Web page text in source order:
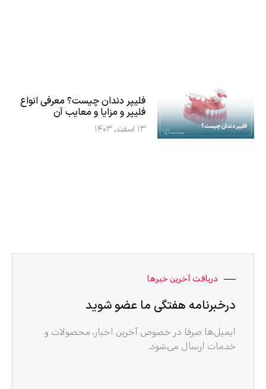
فلیپر دندان چیست؟ معرفی انواع
فلیپر و مزایا و معایب آن
۱۳ اسفند, ۱۴۰۳
دریافت آخرین خبرها
درخبرنامه هفتگی ما عضو شوید
ایمیل‌ها صرفا در خصوص آخرین اخبار، محصولات و
خدمات ارسال می‌شود.